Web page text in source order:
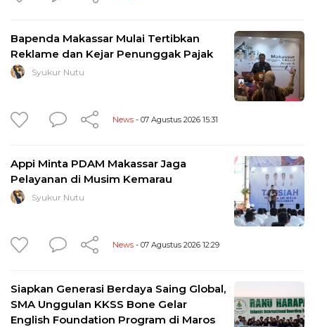
Bapenda Makassar Mulai Tertibkan
Reklame dan Kejar Penunggak Pajak
Syukur Nutu
News - 07 Agustus 2026 15:31
Appi Minta PDAM Makassar Jaga
Pelayanan di Musim Kemarau
Syukur Nutu
News - 07 Agustus 2026 12:29
Siapkan Generasi Berdaya Saing Global,
SMA Unggulan KKSS Bone Gelar
English Foundation Program di Maros